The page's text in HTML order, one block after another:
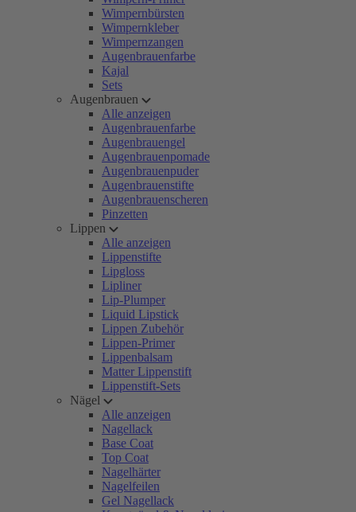
Wimpernbürsten
Wimpernkleber
Wimpernzangen
Augenbrauenfarbe
Kajal
Sets
Augenbrauen
Alle anzeigen
Augenbrauenfarbe
Augenbrauengel
Augenbrauenpomade
Augenbrauenpuder
Augenbrauenstifte
Augenbrauenscheren
Pinzetten
Lippen
Alle anzeigen
Lippenstifte
Lipgloss
Lipliner
Lip-Plumper
Liquid Lipstick
Lippen Zubehör
Lippen-Primer
Lippenbalsam
Matter Lippenstift
Lippenstift-Sets
Nägel
Alle anzeigen
Nagellack
Base Coat
Top Coat
Nagelhärter
Nagelfeilen
Gel Nagellack